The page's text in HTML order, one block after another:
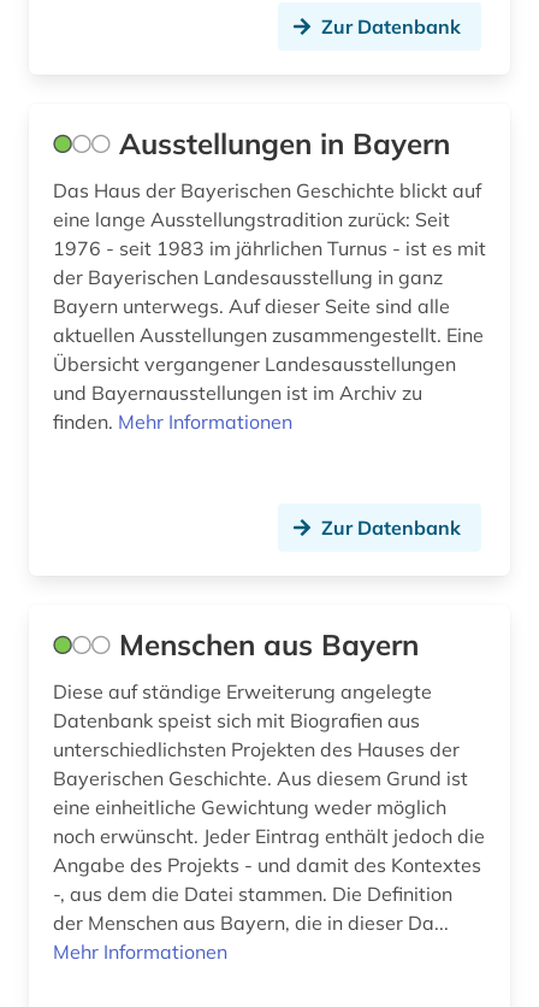
stiftung (1)
topografische karte (2)
topographie (1)
topographische karte (3)
tschechien (1)
umwelt (1)
verwaltungsvorschrift (1)
verwaltungswissenschaft (3)
verzeichnis (3)
vor- und frühgeschichte (1)
wald (1)
waldboden (1)
Zur Datenbank
Ausstellungen in Bayern
Das Haus der Bayerischen Geschichte blickt auf
eine lange Ausstellungstradition zurück: Seit
1976 - seit 1983 im jährlichen Turnus - ist es mit
der Bayerischen Landesausstellung in ganz
Bayern unterwegs. Auf dieser Seite sind alle
aktuellen Ausstellungen zusammengestellt. Eine
Übersicht vergangener Landesausstellungen
und Bayernausstellungen ist im Archiv zu
finden. Mehr Informationen
Zur Datenbank
Menschen aus Bayern
Diese auf ständige Erweiterung angelegte
Datenbank speist sich mit Biografien aus
unterschiedlichsten Projekten des Hauses der
Bayerischen Geschichte. Aus diesem Grund ist
eine einheitliche Gewichtung weder möglich
noch erwünscht. Jeder Eintrag enthält jedoch die
Angabe des Projekts - und damit des Kontextes
-, aus dem die Datei stammen. Die Definition
der Menschen aus Bayern, die in dieser Da...
Mehr Informationen